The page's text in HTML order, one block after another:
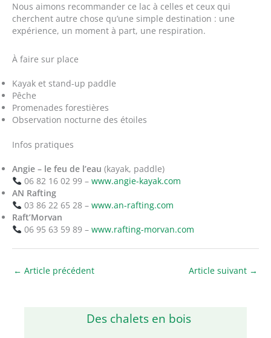
Nous aimons recommander ce lac à celles et ceux qui
cherchent autre chose qu’une simple destination : une
expérience, un moment à part, une respiration.
À faire sur place
Kayak et stand-up paddle
Pêche
Promenades forestières
Observation nocturne des étoiles
Infos pratiques
Angie – le feu de l’eau (kayak, paddle)
06 82 16 02 99 – www.angie-kayak.com
AN Rafting
03 86 22 65 28 – www.an-rafting.com
Raft’Morvan
06 95 63 59 89 – www.rafting-morvan.com
← Article précédent Article suivant →
Des chalets en bois